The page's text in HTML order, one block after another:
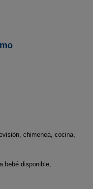
chimenea, cocina,
bebé disponible,